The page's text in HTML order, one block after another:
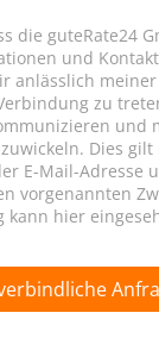
die guteRate24
und
anlässlich meiner
zu
und
Dies gilt
E-Mail-Adresse
vorgenannten
kann hier